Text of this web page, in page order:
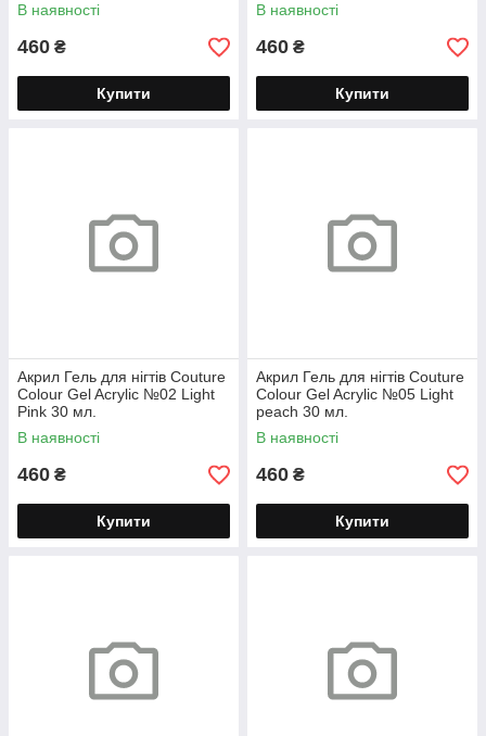
В наявності
460 ₴
Купити
В наявності
460 ₴
Купити
Акрил Гель для нігтів Couture
Colour Gel Acrylic №02 Light
Pink 30 мл.
В наявності
460 ₴
Купити
Акрил Гель для нігтів Couture
Colour Gel Acrylic №05 Light
peach 30 мл.
В наявності
460 ₴
Купити